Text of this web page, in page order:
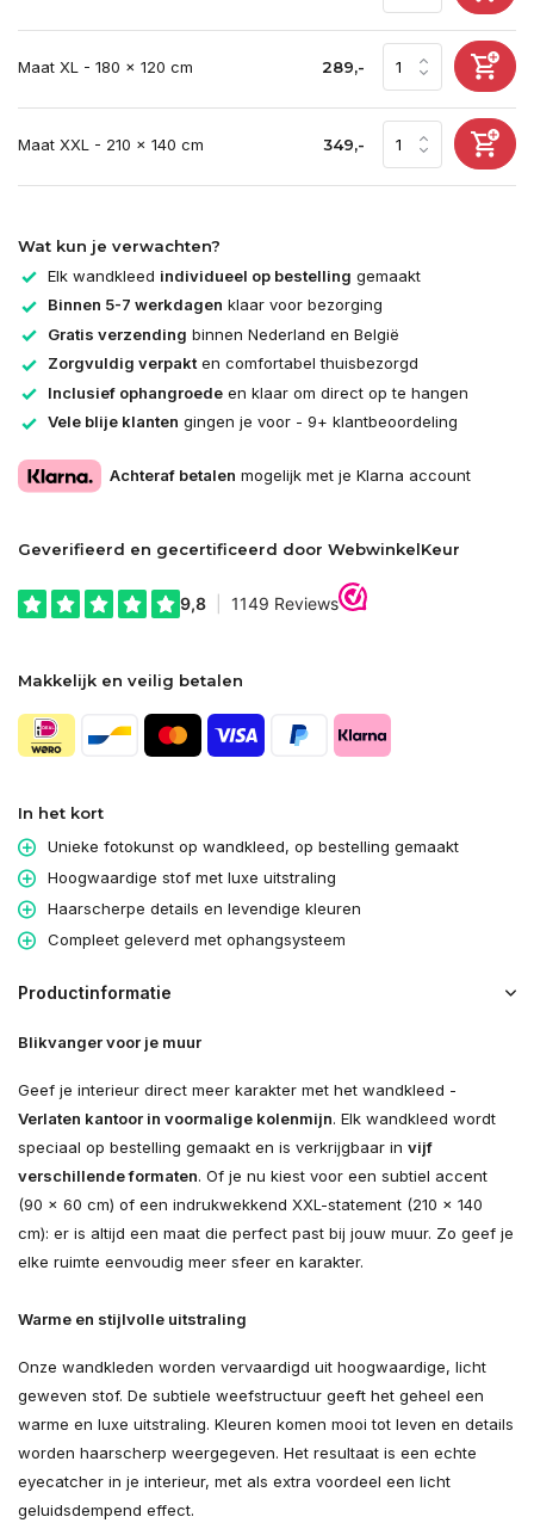
Maat XL - 180 x 120 cm 289,-
Maat XXL - 210 x 140 cm 349,-
Wat kun je verwachten?
Elk wandkleed individueel op bestelling gemaakt
Binnen 5-7 werkdagen klaar voor bezorging
Gratis verzending binnen Nederland en België
Zorgvuldig verpakten comfortabel thuisbezorgd
Inclusief ophangroede en klaar om direct op te hangen
Vele blije klanten gingen je voor - 9+ klantbeoordeling
Achteraf betalen mogelijk met je Klarna account
Geverifieerd en gecertificeerd door WebwinkelKeur
Makkelijk en veilig betalen
In het kort
Unieke fotokunst op wandkleed, op bestelling gemaakt
Hoogwaardige stof met luxe uitstraling
Haarscherpe details en levendige kleuren
Compleet geleverd met ophangsysteem
Productinformatie
Blikvanger voor je muur
Geef je interieur direct meer karakter met het wandkleed -
Verlaten kantoor in voormalige kolenmijn. Elk wandkleed wordt
speciaal op bestelling gemaakt en is verkrijgbaar in vijf
verschillende formaten. Of je nu kiest voor een subtiel accent
(90 × 60 cm) of een indrukwekkend XXL-statement (210 × 140
cm): er is altijd een maat die perfect past bij jouw muur. Zo geef je
elke ruimte eenvoudig meer sfeer en karakter.
Warme en stijlvolle uitstraling
Onze wandkleden worden vervaardigd uit hoogwaardige, licht
geweven stof. De subtiele weefstructuur geeft het geheel een
warme en luxe uitstraling. Kleuren komen mooi tot leven en details
worden haarscherp weergegeven. Het resultaat is een echte
eyecatcher in je interieur, met als extra voordeel een licht
geluidsdempend effect.